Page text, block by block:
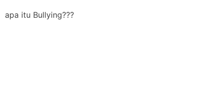
apa itu Bullying???